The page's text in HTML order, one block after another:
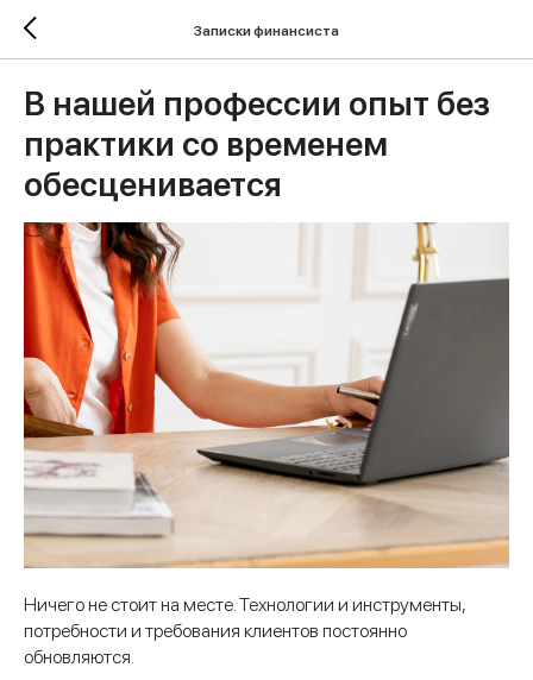
Записки финансиста
В нашей профессии опыт без
практики со временем
обесценивается
Ничего не стоит на месте. Технологии и инструменты,
потребности и требования клиентов постоянно
обновляются.